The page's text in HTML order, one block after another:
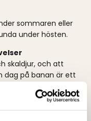
sommaren eller
under hösten.
skaldjur, och att
dag på banan är ett